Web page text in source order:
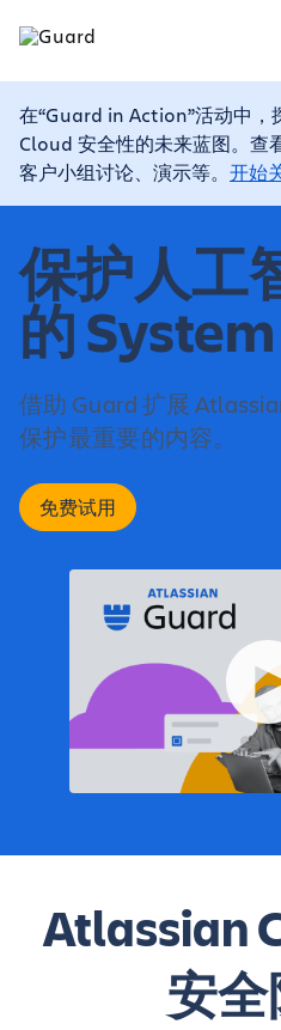
在“Guard in Action”活动中
Cloud 安全性的未来蓝图。查
客户小组讨论、演示等。 开始
保护人工
的
借助 Guard 扩展
保护最重要的内容。
免费试用
Atlassian
安